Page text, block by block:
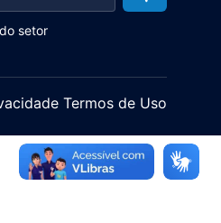
setor
Termos de Uso